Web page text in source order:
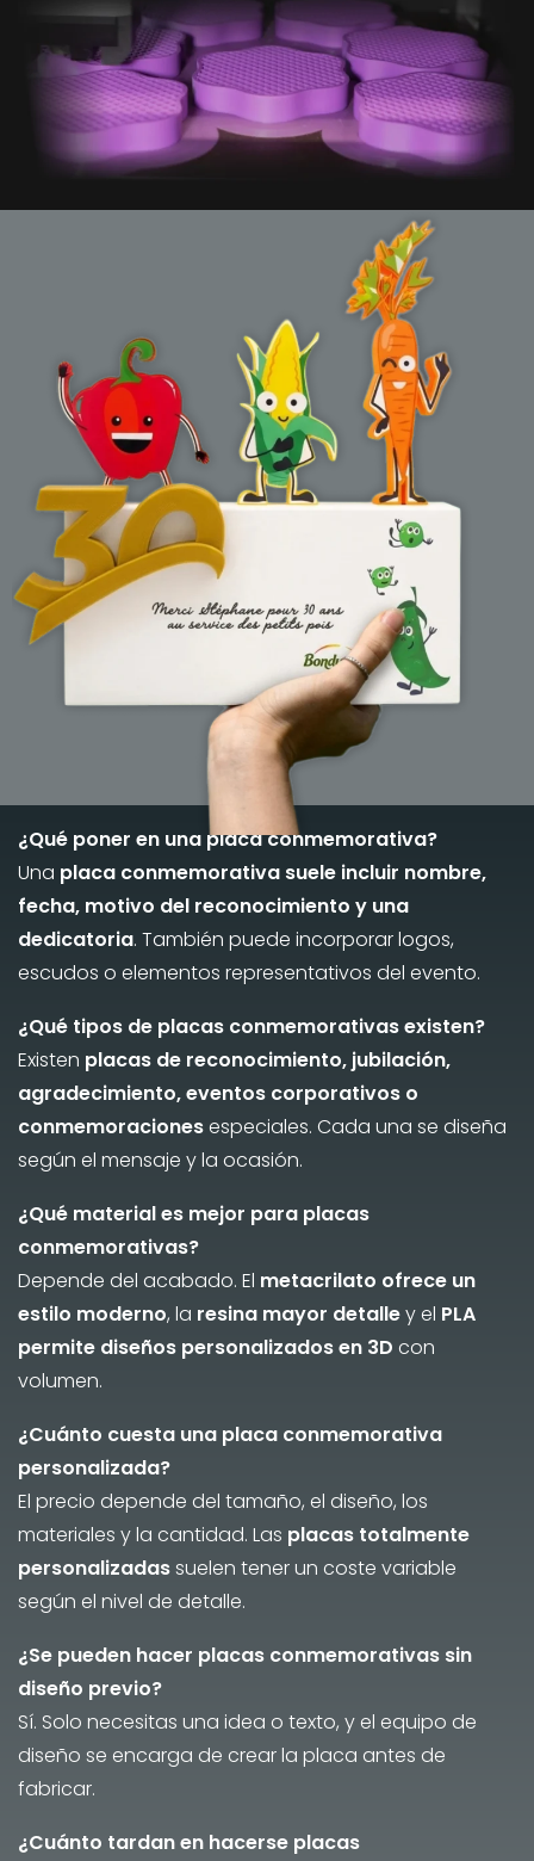
¿Qué poner en una placa conmemorativa?
Una placa conmemorativa suele incluir nombre,
fecha, motivo del reconocimiento y una
dedicatoria. También puede incorporar logos,
escudos o elementos representativos del evento.
¿Qué tipos de placas conmemorativas existen?
Existen placas de reconocimiento, jubilación,
agradecimiento, eventos corporativos o
conmemoracionesespeciales. Cada una se diseña
según el mensaje y la ocasión.
¿Qué material es mejor para placas
conmemorativas?
Depende del acabado. El metacrilato ofrece un
estilo moderno, la resina mayor detalley el PLA
permite diseños personalizados en 3D con
volumen.
¿Cuánto cuesta una placa conmemorativa
personalizada?
El precio depende del tamaño, el diseño, los
materiales y la cantidad. Las placas totalmente
personalizadassuelen tener un coste variable
según el nivel de detalle.
¿Se pueden hacer placas conmemorativas sin
diseño previo?
Sí. Solo necesitas una idea o texto, y el equipo de
diseño se encarga de crear la placa antes de
fabricar.
¿Cuánto tardan en hacerse placas